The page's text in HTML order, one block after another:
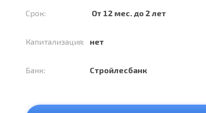
Срок: От 12 мес. до 2 лет
Капитализация: нет
Банк: Стройлесбанк